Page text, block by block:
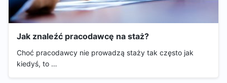
Jak znaleźć pracodawcę na staż?
Choć pracodawcy nie prowadzą staży tak często jak
kiedyś, to …